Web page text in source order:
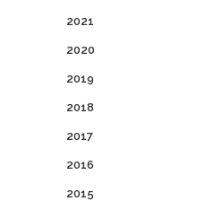
2021
2020
2019
2018
2017
2016
2015